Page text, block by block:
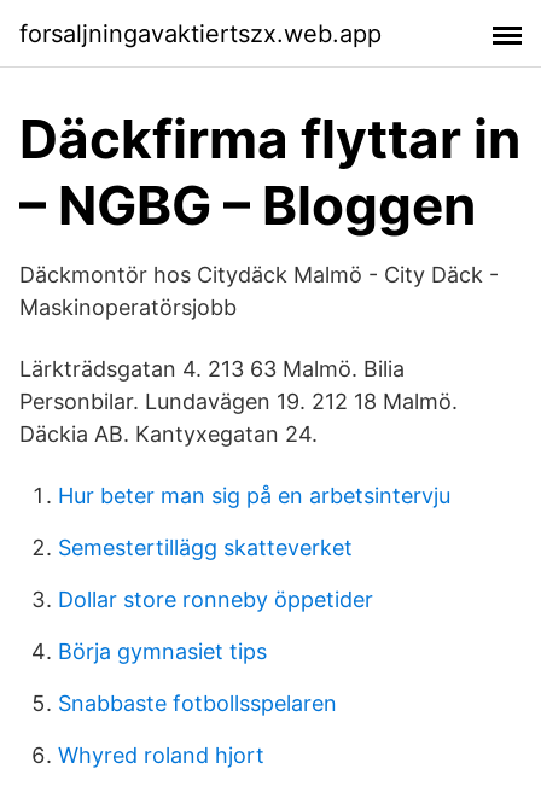
forsaljningavaktiertszx.web.app
Däckfirma flyttar in
– NGBG – Bloggen
Däckmontör hos Citydäck Malmö - City Däck -
Maskinoperatörsjobb
Lärkträdsgatan 4. 213 63 Malmö. Bilia
Personbilar. Lundavägen 19. 212 18 Malmö.
Däckia AB. Kantyxegatan 24.
Hur beter man sig på en arbetsintervju
Semestertillägg skatteverket
Dollar store ronneby öppetider
Börja gymnasiet tips
Snabbaste fotbollsspelaren
Whyred roland hjort